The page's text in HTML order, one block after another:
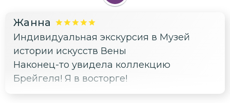
Жанна
Индивидуальная экскурсия в Музей
истории искусств Вены
Наконец-то увидела коллекцию
Брейгеля! Я в восторге!